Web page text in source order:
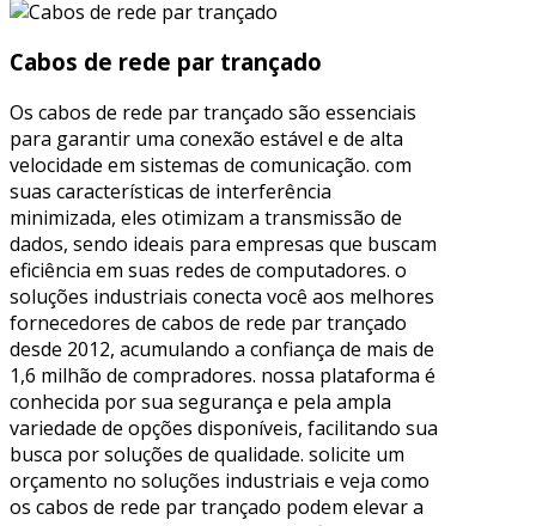
Cabos de rede par trançado
Os cabos de rede par trançado são essenciais
para garantir uma conexão estável e de alta
velocidade em sistemas de comunicação. com
suas características de interferência
minimizada, eles otimizam a transmissão de
dados, sendo ideais para empresas que buscam
eficiência em suas redes de computadores. o
soluções industriais conecta você aos melhores
fornecedores de cabos de rede par trançado
desde 2012, acumulando a confiança de mais de
1,6 milhão de compradores. nossa plataforma é
conhecida por sua segurança e pela ampla
variedade de opções disponíveis, facilitando sua
busca por soluções de qualidade. solicite um
orçamento no soluções industriais e veja como
os cabos de rede par trançado podem elevar a